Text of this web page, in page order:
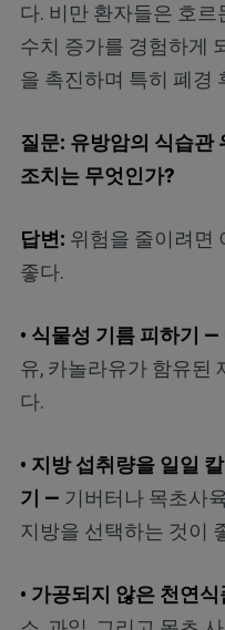
다. 비만 환자들은 호
수치 증가를 경험하게
을 촉진하며 특히 폐경
질문: 유방암의 식습관
조치는 무엇인가?
답변: 위험을 줄이려면
좋다.
• 식물성 기름 피하기 —
유, 카놀라유가 함유된
다.
• 지방 섭취량을 일일
기 — 기버터나 목초사
지방을 선택하는 것이
• 가공되지 않은 천연